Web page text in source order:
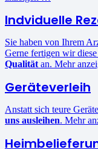
Indviduelle
Sie haben von Ihrem
Gerne fertigen wir
Qualität an. Mehr
Geräteverleih
Anstatt sich teure
uns ausleihen. Mehr